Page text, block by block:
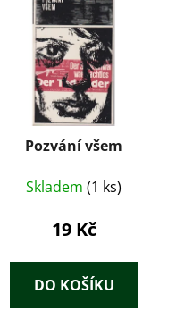
Pozvání všem
Skladem (1 ks)
19 Kč
DO KOŠÍKU